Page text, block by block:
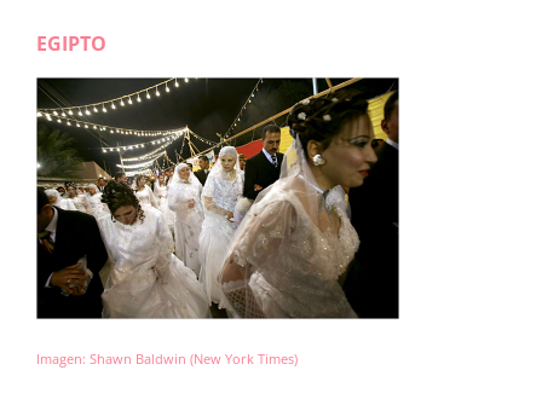
EGIPTO
Imagen: Shawn Baldwin (New York Times)